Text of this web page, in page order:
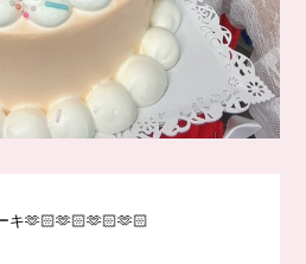
キ🫶🏻🫶🏻🫶🏻🫶🏻